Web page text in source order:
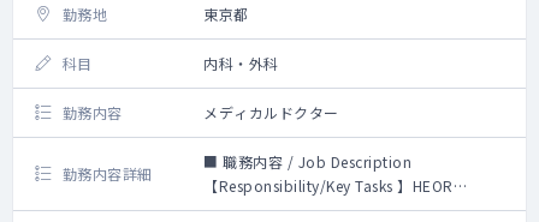
勤務地 東京都
科目 内科・外科
勤務内容 メディカルドクター
勤務内容詳細
■ 職務内容 / Job Description
【Responsibility/Key Tasks 】HEOR
director is a leadership member of